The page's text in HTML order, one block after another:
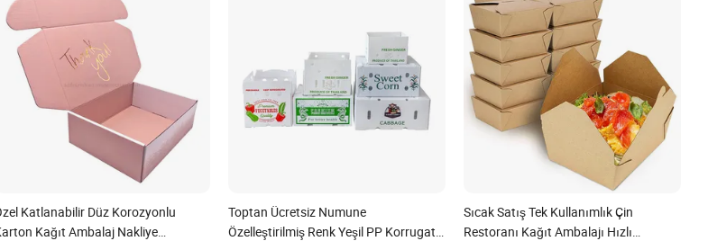
Katlanabilir Düz Korozyonlu
Kağıt Ambalaj Nakliye
Toptan Ücretsiz Numune
Özelleştirilmiş Renk Yeşil PP Korrugate
Sıcak Satış Tek Kullanımlık Çin
Restoranı Kağıt Ambalajı Hızlı